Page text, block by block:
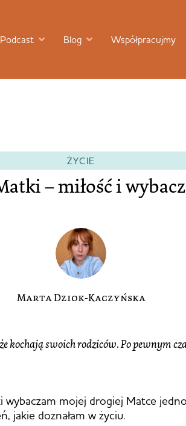
Podcast Blog Współpracujmy
ŻYCIE
– miłość i
Marta Dziok-Kaczyńska
kochają swoich rodziców. Po pew­nym
wybaczam mojej drogiej Matce
jakie doznałam w życiu.